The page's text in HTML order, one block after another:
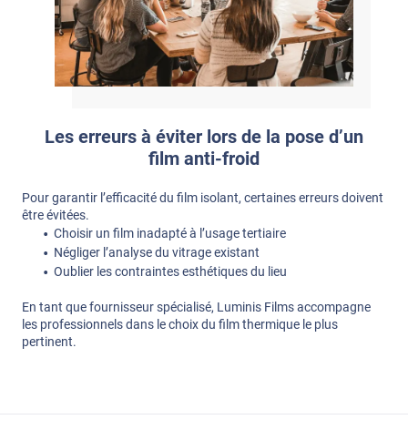
Les erreurs à éviter lors de la pose d’un
film anti-froid
Pour garantir l’efficacité du film isolant, certaines erreurs doivent
être évitées.
Choisir un film inadapté à l’usage tertiaire
Négliger l’analyse du vitrage existant
Oublier les contraintes esthétiques du lieu
En tant que fournisseur spécialisé, Luminis Films accompagne
les professionnels dans le choix du film thermique le plus
pertinent.